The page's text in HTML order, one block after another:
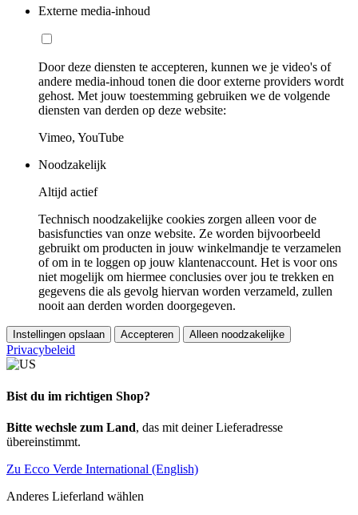
Externe media-inhoud
Door deze diensten te accepteren, kunnen we je video's of
andere media-inhoud tonen die door externe providers wordt
gehost. Met jouw toestemming gebruiken we de volgende
diensten van derden op deze website:
Vimeo, YouTube
Noodzakelijk
Altijd actief
Technisch noodzakelijke cookies zorgen alleen voor de
basisfuncties van onze website. Ze worden bijvoorbeeld
gebruikt om producten in jouw winkelmandje te verzamelen
of om in te loggen op jouw klantenaccount. Het is voor ons
niet mogelijk om hiermee conclusies over jou te trekken en
gegevens die als gevolg hiervan worden verzameld, zullen
nooit aan derden worden doorgegeven.
Instellingen opslaan Accepteren Alleen noodzakelijke
Privacybeleid
Bist du im richtigen Shop?
Bitte wechsle zum Land, das mit deiner Lieferadresse
übereinstimmt.
Zu Ecco Verde International (English)
Anderes Lieferland wählen